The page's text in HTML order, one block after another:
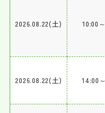
2026.08.22(土) 10:00～
2026.08.22(土) 14:00～